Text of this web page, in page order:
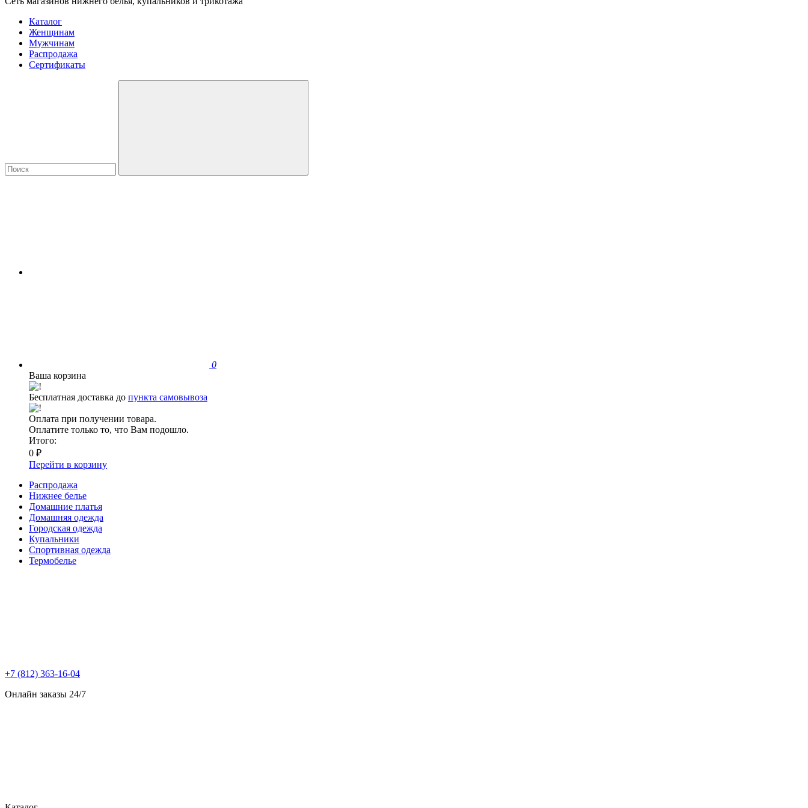
Каталог
Женщинам
Мужчинам
Распродажа
Сертификаты
0
Ваша корзина
Бесплатная доставка до пункта самовывоза
Оплата при получении товара.
Оплатите только то, что Вам подошло.
Итого:
0 ₽
Перейти в корзину
Распродажа
Нижнее белье
Домашние платья
Домашняя одежда
Городская одежда
Купальники
Спортивная одежда
Термобелье
+7 (812) 363-16-04
Онлайн заказы 24/7